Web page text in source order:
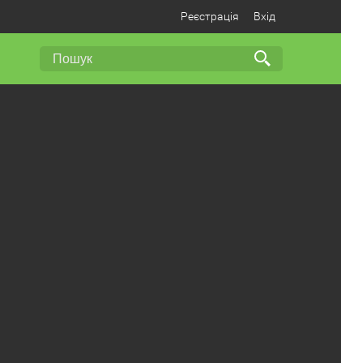
Реєстрація Вхід